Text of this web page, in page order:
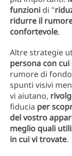
funzioni di "
ridurre il
confortevole.
Altre strategie
persona con
rumore di
spunti visivi
vi aiutano,
fiducia per
del vostro
meglio quali
in cui vi trovate.